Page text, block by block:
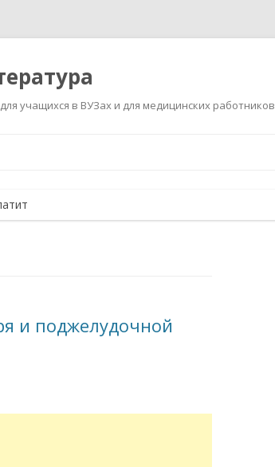
учащихся в ВУЗах и для медицинских работников
и поджелудочной